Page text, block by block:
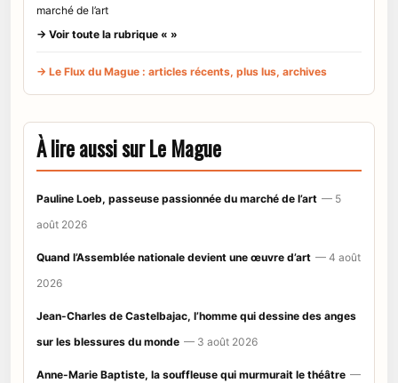
marché de l’art
→ Voir toute la rubrique « »
→ Le Flux du Mague : articles récents, plus lus, archives
À lire aussi sur Le Mague
Pauline Loeb, passeuse passionnée du marché de l’art — 5
août 2026
Quand l’Assemblée nationale devient une œuvre d’art — 4 août
2026
Jean-Charles de Castelbajac, l’homme qui dessine des anges
sur les blessures du monde — 3 août 2026
Anne-Marie Baptiste, la souffleuse qui murmurait le théâtre —